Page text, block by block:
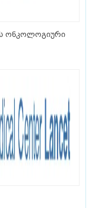
ონკოლოგიური